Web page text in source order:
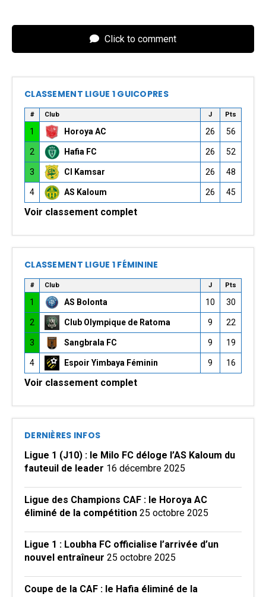
Click to comment
CLASSEMENT LIGUE 1 GUICOPRES
# Club J Pts
1 Horoya AC 26 56
2 Hafia FC 26 52
3 CI Kamsar 26 48
4 AS Kaloum 26 45
Voir classement complet
CLASSEMENT LIGUE 1 FÉMININE
# Club J Pts
1 AS Bolonta 10 30
2 Club Olympique de Ratoma 9 22
3 Sangbrala FC 9 19
4 Espoir Yimbaya Féminin 9 16
Voir classement complet
DERNIÈRES INFOS
Ligue 1 (J10) : le Milo FC déloge l’AS Kaloum du
fauteuil de leader 16 décembre 2025
Ligue des Champions CAF : le Horoya AC
éliminé de la compétition 25 octobre 2025
Ligue 1 : Loubha FC officialise l’arrivée d’un
nouvel entraîneur 25 octobre 2025
Coupe de la CAF : le Hafia éliminé de la